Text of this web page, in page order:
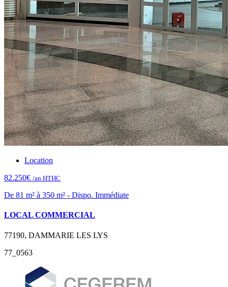
Location
82.250€ /an HTHC
De 81 m² à 350 m² - Dispo. Immédiate
LOCAL COMMERCIAL
77190, DAMMARIE LES LYS
77_0563